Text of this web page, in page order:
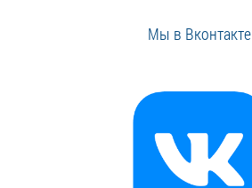
Мы в Вконтакте